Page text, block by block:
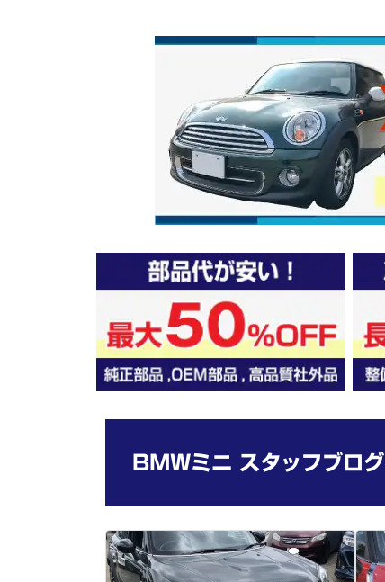
BMWミニ スタッフブログ